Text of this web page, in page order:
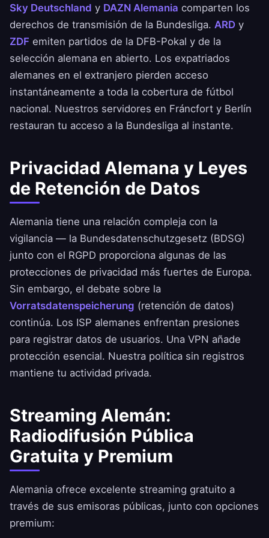
Sky Deutschland y DAZN Alemania comparten los
derechos de transmisión de la Bundesliga. ARD y
ZDF emiten partidos de la DFB-Pokal y de la
selección alemana en abierto. Los expatriados
alemanes en el extranjero pierden acceso
instantáneamente a toda la cobertura de fútbol
nacional. Nuestros servidores en Fráncfort y Berlín
restauran tu acceso a la Bundesliga al instante.
Privacidad Alemana y Leyes
de Retención de Datos
Alemania tiene una relación compleja con la
vigilancia — la Bundesdatenschutzgesetz (BDSG)
junto con el RGPD proporciona algunas de las
protecciones de privacidad más fuertes de Europa.
Sin embargo, el debate sobre la
Vorratsdatenspeicherung (retención de datos)
continúa. Los ISP alemanes enfrentan presiones
para registrar datos de usuarios. Una VPN añade
protección esencial. Nuestra política sin registros
mantiene tu actividad privada.
Streaming Alemán:
Radiodifusión Pública
Gratuita y Premium
Alemania ofrece excelente streaming gratuito a
través de sus emisoras públicas, junto con opciones
premium: